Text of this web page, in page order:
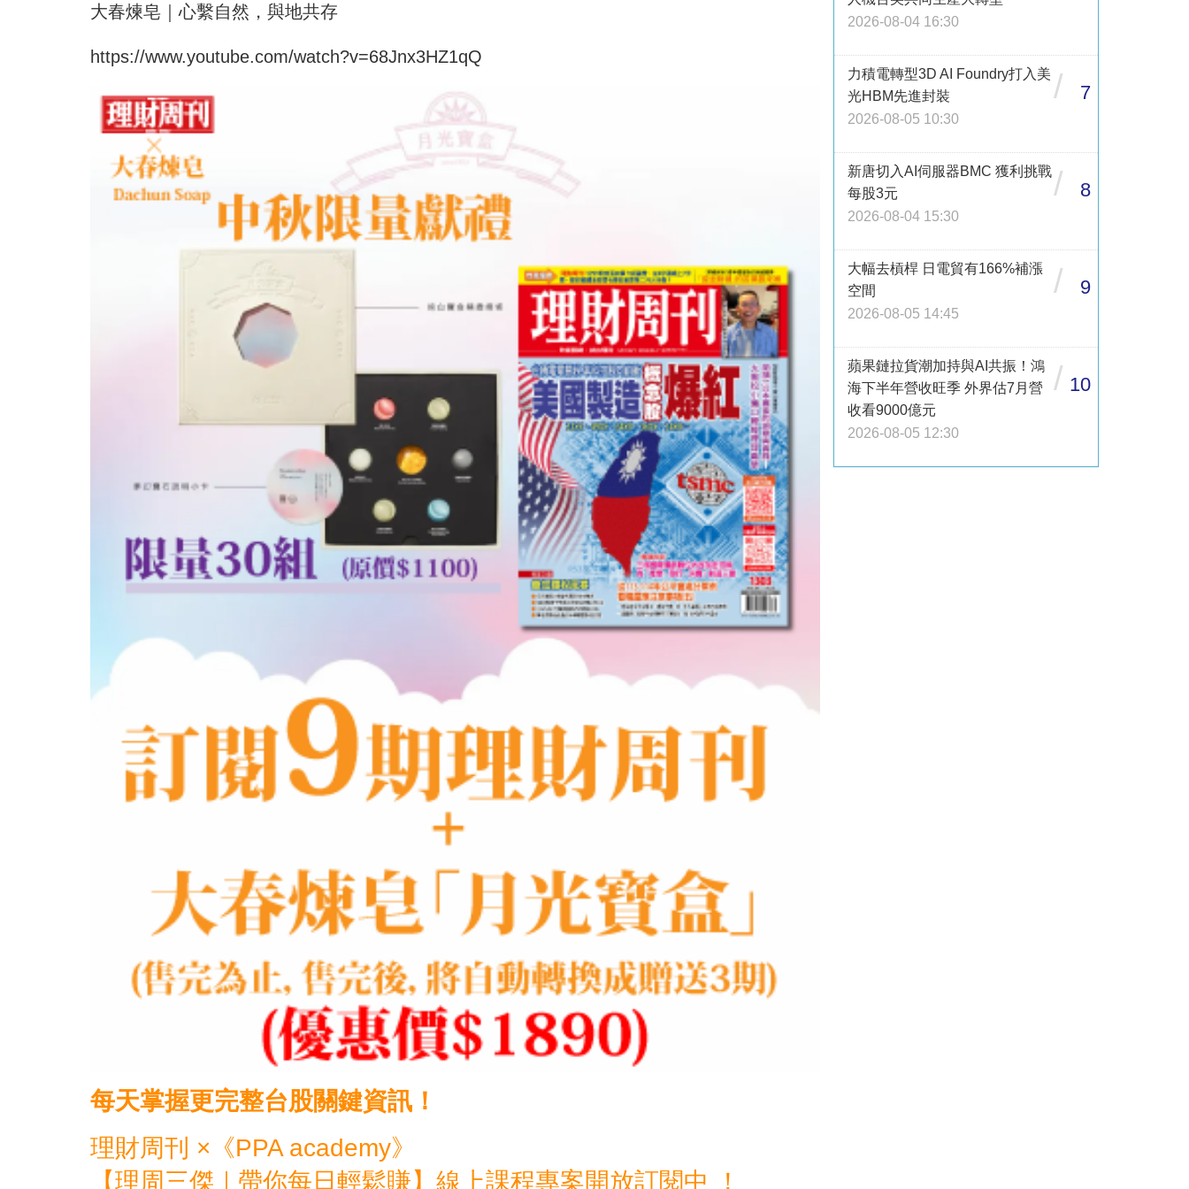
大春煉皂｜心繫自然，與地共存
https://www.youtube.com/watch?v=68Jnx3HZ1qQ
每天掌握更完整台股關鍵資訊！
理財周刊 ×《PPA academy》
【理周三傑｜帶你每日輕鬆賺】線上課程專案開放訂閱中 ！
2026-08-04 16:30
力積電轉型3D AI Foundry打入美
光HBM先進封裝
2026-08-05 10:30
/ 7
新唐切入AI伺服器BMC 獲利挑戰
每股3元
2026-08-04 15:30
/ 8
大幅去槓桿 日電貿有166%補漲
空間
2026-08-05 14:45
/ 9
蘋果鏈拉貨潮加持與AI共振！鴻
海下半年營收旺季 外界估7月營
收看9000億元
2026-08-05 12:30
/ 10